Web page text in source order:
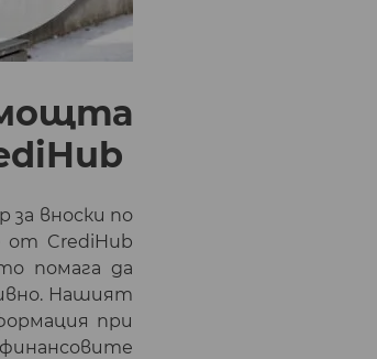
вноски по
от CrediHub
помага да
Нашият
при